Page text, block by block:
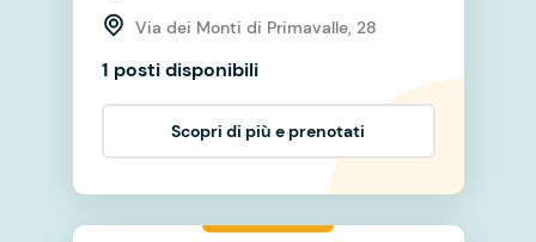
Via dei Monti di Primavalle, 28
1 posti disponibili
Scopri di più e prenotati